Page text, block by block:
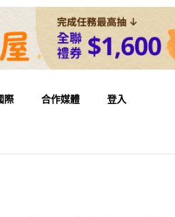
際 合作媒體 登入